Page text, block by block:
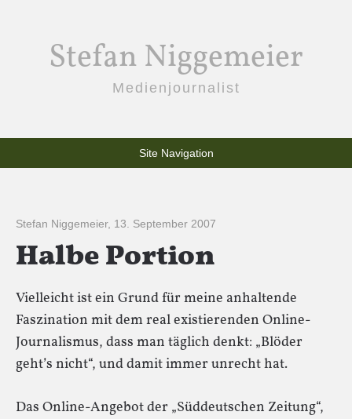
Stefan Niggemeier
Medienjournalist
Site Navigation
Stefan Niggemeier, 13. September 2007
Halbe Portion
Vielleicht ist ein Grund für meine anhaltende
Faszination mit dem real existierenden Online-
Journalismus, dass man täglich denkt: „Blöder
geht’s nicht“, und damit immer unrecht hat.
Das Online-Angebot der „Süddeutschen Zeitung“,